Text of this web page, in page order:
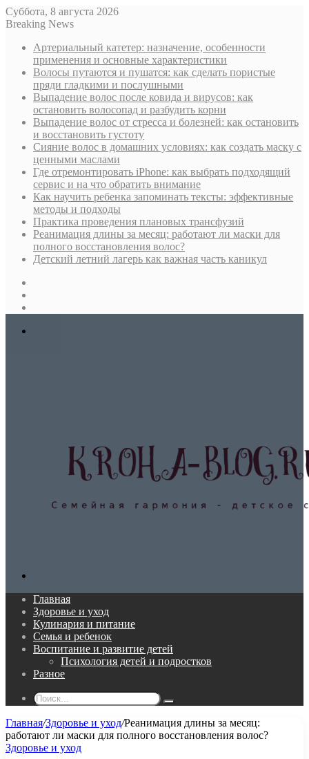
Суббота, 8 августа 2026
Breaking News
Артериальный катетер: назначение, особенности
применения и основные характеристики
Волосы путаются и пушатся: как сделать пористые
пряди гладкими и послушными
Выпадение волос после ковида и вирусов: как
остановить волосопад и разбудить корни
Выпадение волос от стресса и болезней: как остановить
и восстановить густоту
Сияние волос в домашних условиях: как создать маску с
ценными маслами
Где отремонтировать iPhone: как выбрать подходящий
сервис и на что обратить внимание
Как научить ребенка запоминать тексты: эффективные
методы и подходы
Практика проведения плановых трансфузий
Реанимация длины за месяц: работают ли маски для
полного восстановления волос?
Детский летний лагерь как важная часть каникул
Главная
Здоровье и уход
Кулинария и питание
Семья и ребенок
Воспитание и развитие детей
Психология детей и подростков
Разное
Поиск...
Главная/Здоровье и уход/Реанимация длины за месяц:
работают ли маски для полного восстановления волос?
Здоровье и уход